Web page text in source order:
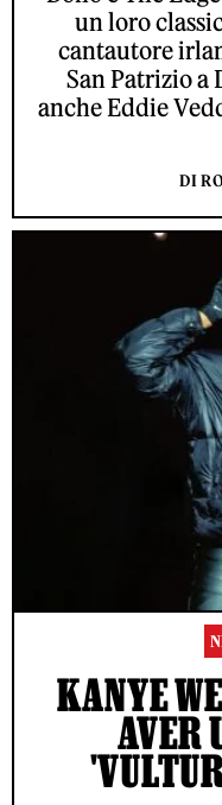
un loro
cantautore
San Patrizio
anche Eddie
DI
KANYE
AVER